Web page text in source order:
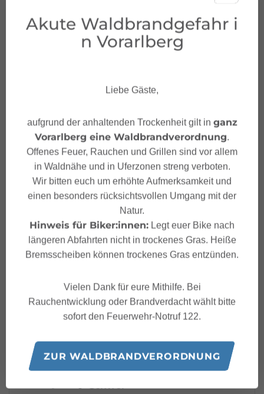
Öffentliche Verkehrsmittel
Start
Ziel
Sicherheitshinweise
Sicherheitstipps für
Mountainbike in Vorarlberg
Eigenschaften
Routentyp Mountainbike
Akute Waldbrandgefahr i
n Vorarlberg
Liebe Gäste,
aufgrund der anhaltenden Trockenheit gilt in ganz
Vorarlberg eine Waldbrandverordnung.
Offenes Feuer, Rauchen und Grillen sind vor allem
in Waldnähe und in Uferzonen streng verboten.
Wir bitten euch um erhöhte Aufmerksamkeit und
einen besonders rücksichtsvollen Umgang mit der
Natur.
Hinweis für Biker:innen: Legt euer Bike nach
längeren Abfahrten nicht in trockenes Gras. Heiße
Bremsscheiben können trockenes Gras entzünden.
Vielen Dank für eure Mithilfe. Bei
Rauchentwicklung oder Brandverdacht wählt bitte
sofort den Feuerwehr-Notruf 122.
ZUR WALDBRANDVERORDNUNG